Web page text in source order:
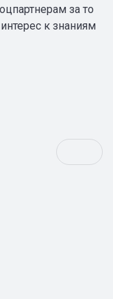
за то
к знаниям